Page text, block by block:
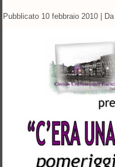
Pubblicato 10 febbraio 2010 Da